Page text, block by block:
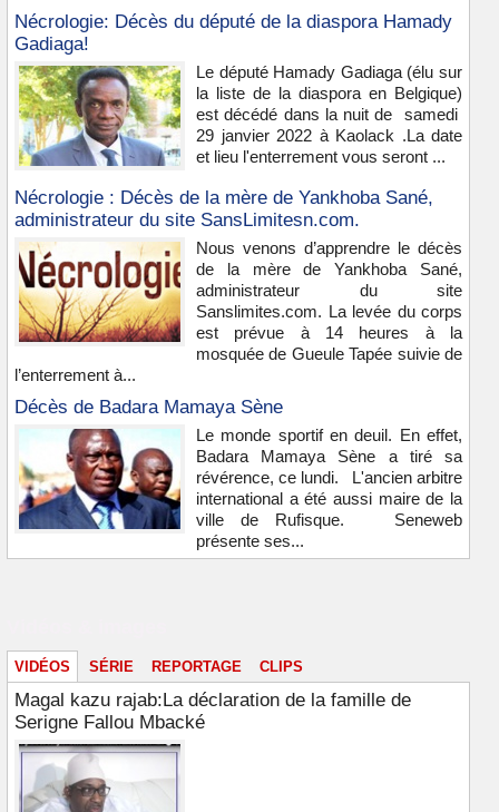
Nécrologie: Décès du député de la diaspora Hamady
Gadiaga!
Le député Hamady Gadiaga (élu sur
la liste de la diaspora en Belgique)
est décédé dans la nuit de samedi
29 janvier 2022 à Kaolack .La date
et lieu l'enterrement vous seront ...
Nécrologie : Décès de la mère de Yankhoba Sané,
administrateur du site SansLimitesn.com.
Nous venons d’apprendre le décès
de la mère de Yankhoba Sané,
administrateur du site
Sanslimites.com. La levée du corps
est prévue à 14 heures à la
mosquée de Gueule Tapée suivie de
l’enterrement à...
Décès de Badara Mamaya Sène
Le monde sportif en deuil. En effet,
Badara Mamaya Sène a tiré sa
révérence, ce lundi. L'ancien arbitre
international a été aussi maire de la
ville de Rufisque. Seneweb
présente ses...
VIDÉOS SÉRIE REPORTAGE CLIPS
Magal kazu rajab:La déclaration de la famille de
Serigne Fallou Mbacké